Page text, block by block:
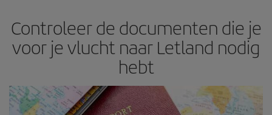
Controleer de documenten die je
voor je vlucht naar Letland nodig
hebt